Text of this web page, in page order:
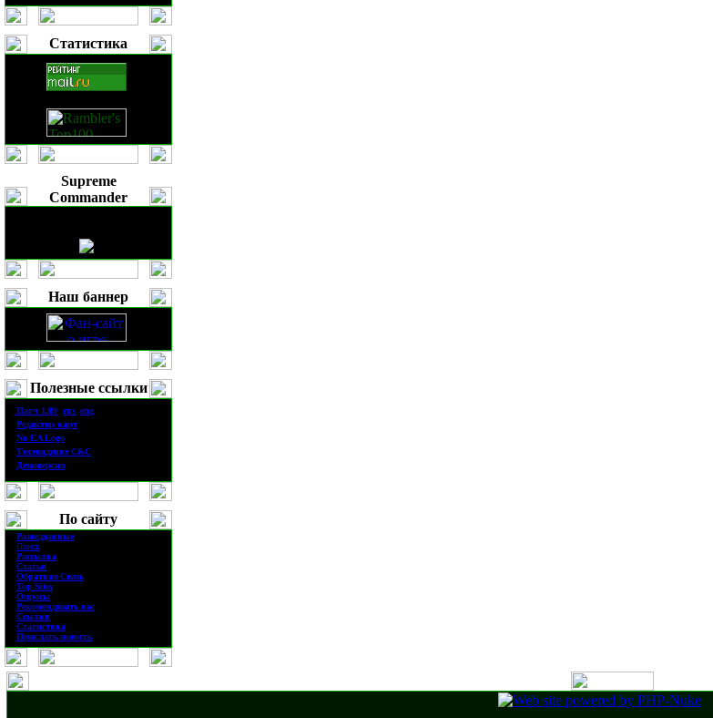
Статистика
Supreme
Commander
Наш баннер
Полезные ссылки
Патч 1.09 rus eng
Редактор карт
No EA Logo
ТелевидениеC&C
Демоверсия
По сайту
Разведданные
Поиск
Рассылка
Статьи
Обратная Связь
Top Sites
Опросы
Рекомендовать нас
Ссылки
Статистика
Прислать новость